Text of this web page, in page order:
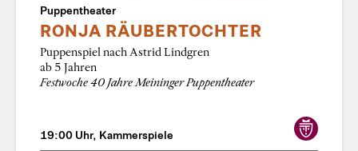
Puppentheater
RONJA RÄUBERTOCHTER
Puppenspiel nach Astrid Lindgren
ab 5 Jahren
Festwoche 40 Jahre Meininger Puppentheater
19:00 Uhr, Kammerspiele